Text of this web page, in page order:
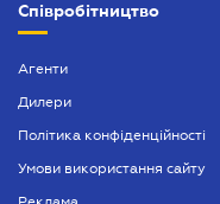
БІЗНЕС
Співробітництво
Агенти
Дилери
Політика конфіденційності
Умови використання сайту